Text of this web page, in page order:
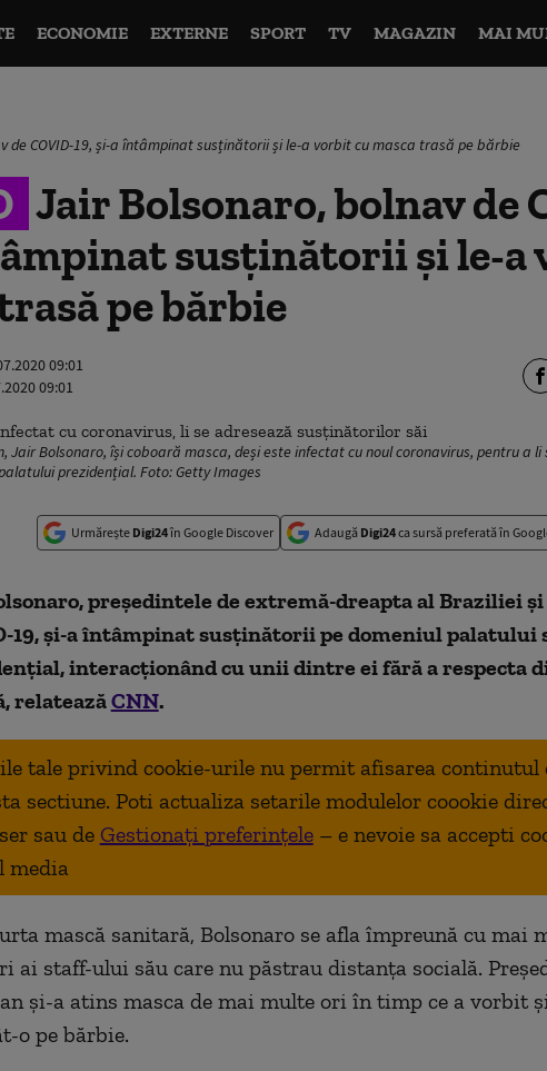
ECONOMIE EXTERNE SPORT TV MAGAZIN MAI
de COVID-19, și-a întâmpinat susținătorii și le-a vorbit cu masca trasă pe bărbie
Jair Bolsonaro, bolnav de
susținătorii și le-a
pe bărbie
09:01
09:01
Jair Bolsonaro, își coboară masca, deși este infectat cu noul coronavirus, pentru a
prezidențial. Foto: Getty Images
Urmărește Digi24în Google Discover Adaugă Digi24ca sursă preferată în
președintele de extremă-dreapta al Braziliei
19, și-a întâmpinat susținătorii pe domeniul palatului
interacționând cu unii dintre ei fără a respecta
relateazăCNN.
tale privind cookie-urile nu permit afisarea continutul
sectiune. Poti actualiza setarile modulelor coookie
sau de Gestionați preferințele – e nevoie sa accepti
media
mască sanitară, Bolsonaro se afla împreună cu mai
ai staff-ului său care nu păstrau distanța socială.
și-a atins masca de mai multe ori în timp ce a vorbit
o pe bărbie.